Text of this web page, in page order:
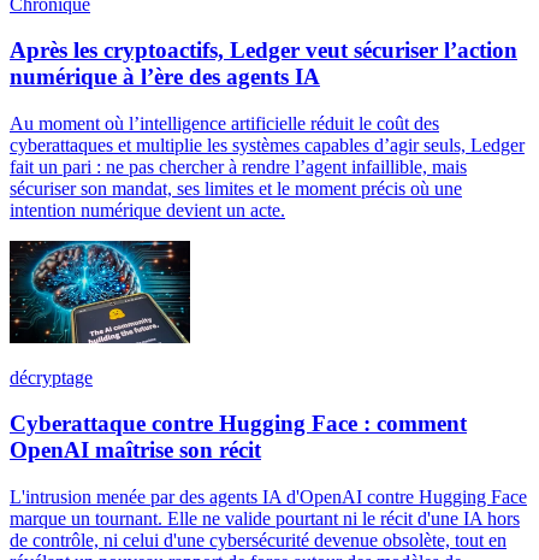
Après les cryptoactifs, Ledger veut sécuriser l’action
numérique à l’ère des agents IA
Au moment où l’intelligence artificielle réduit le coût des
cyberattaques et multiplie les systèmes capables d’agir seuls, Ledger
fait un pari : ne pas chercher à rendre l’agent infaillible, mais
sécuriser son mandat, ses limites et le moment précis où une
intention numérique devient un acte.
décryptage
Cyberattaque contre Hugging Face : comment
OpenAI maîtrise son récit
L'intrusion menée par des agents IA d'OpenAI contre Hugging Face
marque un tournant. Elle ne valide pourtant ni le récit d'une IA hors
de contrôle, ni celui d'une cybersécurité devenue obsolète, tout en